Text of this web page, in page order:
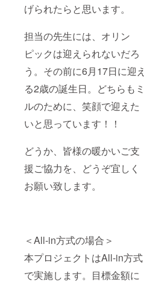
げられたらと思います。
担当の先生には、オリン
ピックは迎えられないだろ
う。その前に6月17日に迎え
る2歳の誕生日。どちらもミ
ルのために、笑顔で迎えた
いと思っています！！
どうか、皆様の暖かいご支
援ご協力を、どうぞ宜しく
お願い致します。
＜All-in方式の場合＞
本プロジェクトはAll-in方式
で実施します。目標金額に